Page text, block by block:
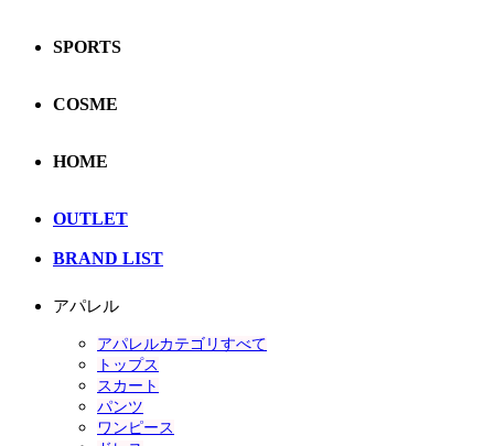
SPORTS
COSME
HOME
OUTLET
BRAND LIST
アパレル
アパレルカテゴリすべて
トップス
スカート
パンツ
ワンピース